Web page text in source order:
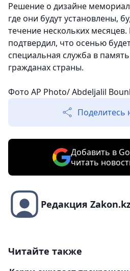
Решение о дизайне
где они будут установлены,
течение нескольких
подтвердил, что осенью
специальная служба в
гражданах страны.
Фото AP Photo/ Abdeljalil
Поделитесь
Добавить в
читать
Редакция
Читайте также